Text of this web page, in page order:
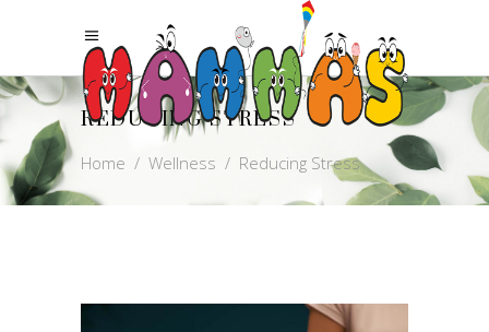
REDUCING STRESS
Home / Wellness / Reducing Stress